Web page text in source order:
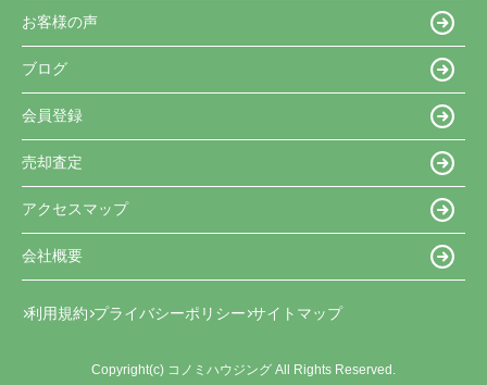
お客様の声
ブログ
会員登録
売却査定
アクセスマップ
会社概要
利用規約 プライバシーポリシー サイトマップ
Copyright(c) コノミハウジング All Rights Reserved.